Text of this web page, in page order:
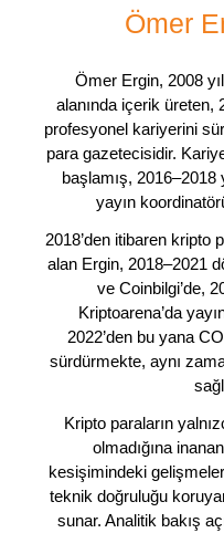
Ömer
Ömer Ergin, 2008
alanında içerik üreten,
profesyonel kariyerini
para gazetecisidir.
başlamış, 2016–2018
yayın
2018’den itibaren kripto
alan Ergin, 2018–2021
ve Coinbilgi’de,
Kriptoarena’da
2022’den bu yana
sürdürmekte, aynı
Kripto paraların
olmadığına
kesişimindeki
teknik doğruluğu
sunar. Analitik bakış